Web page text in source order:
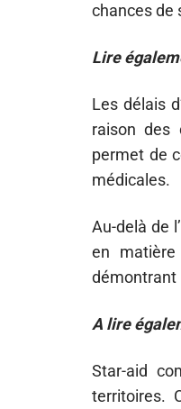
chances de
Lire
Les délais
raison des
permet de
médicales.
Au-delà de
en matière
démontrant
A lire
Star-aid
territoires.